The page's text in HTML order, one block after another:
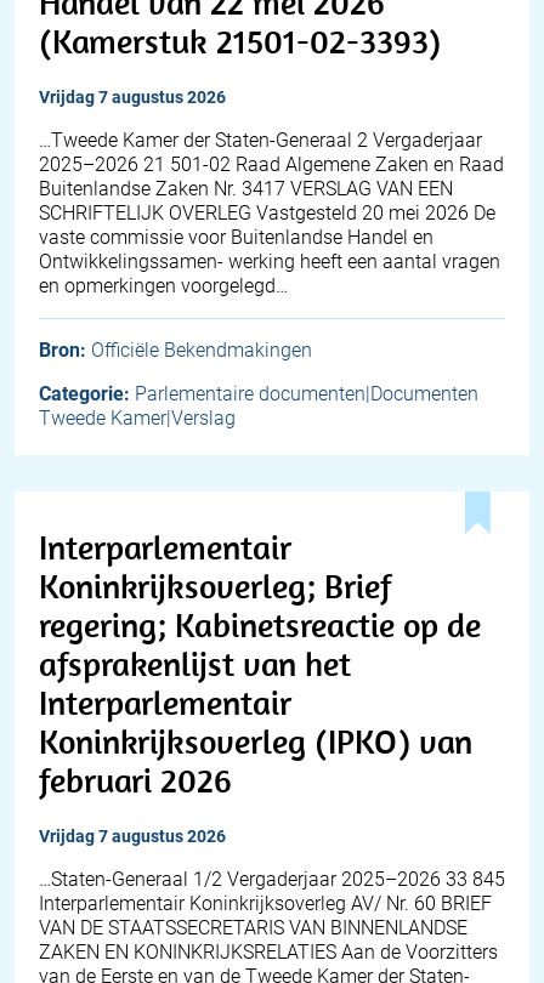
(Kamerstuk 21501-02-3393)
vrijdag 7 augustus 2026
…Tweede Kamer der Staten-Generaal 2 Vergaderjaar
2025–2026 21 501-02 Raad Algemene Zaken en Raad
Buitenlandse Zaken Nr. 3417 VERSLAG VAN EEN
SCHRIFTELIJK OVERLEG Vastgesteld 20 mei 2026 De
vaste commissie voor Buitenlandse Handel en
Ontwikkelingssamen- werking heeft een aantal vragen
en opmerkingen voorgelegd…
Bron: Officiële Bekendmakingen
Categorie: Parlementaire documenten|Documenten
Tweede Kamer|Verslag
Interparlementair
Koninkrijksoverleg; Brief
regering; Kabinetsreactie op de
afsprakenlijst van het
Interparlementair
Koninkrijksoverleg (IPKO) van
februari 2026
vrijdag 7 augustus 2026
…Staten-Generaal 1/2 Vergaderjaar 2025–2026 33 845
Interparlementair Koninkrijksoverleg AV/ Nr. 60 BRIEF
VAN DE STAATSSECRETARIS VAN BINNENLANDSE
ZAKEN EN KONINKRIJKSRELATIES Aan de Voorzitters
van de Eerste en van de Tweede Kamer der Staten-